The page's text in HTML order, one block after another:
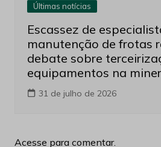
Últimas notícias
Escassez de
manutenção de frotas
debate sobre
equipamentos na
31 de julho de 2026
Acesse para comentar.